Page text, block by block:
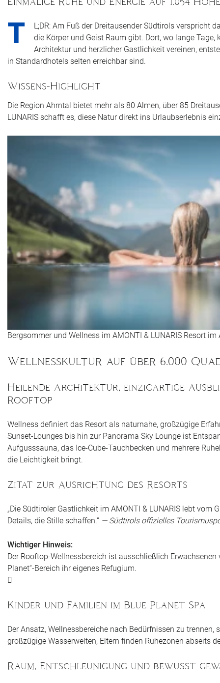
T
L;DR: Am Fuß der Dreitausender Südtirols verspricht
die Körper und Geist Raum gibt. Dort, wo lange
Architektur und herzlicher Gastlichkeit vereinen,
in Standardhotels selten erreichbar sind.
Wissens-Highlight
Die Region Ahrntal bietet mehr als 80 Almen, über 85
LUNARIS schafft es, diese Natur direkt ins Urlaubserlebnis
Bergsommer und Wellness im AMONTI & LUNARIS Resort im
Wellnesskultur auf über 6.000
Heilende Architektur, einzigartige
Rooftop
Wellness definiert das Resort als naturnahe, großzügige
Sunset-Lounges bis hin zur Panorama Sky Lounge ist
Aufgusssauna, das Ice-Cube-Tauchbecken und mehrere
die Leichtigkeit bringt.
Zitat zur Ausrichtung des Resorts
„Die Südtiroler Gastlichkeit im AMONTI & LUNARIS lebt vom
Details, die Stille schaffen.“ — Südtirols offizielles
Wichtiger Hinweis:
Der Rooftop-Wellnessbereich ist ausschließlich
Planet“-Bereich ihr eigenes Refugium.
Kinder und Familien im Blue Planet Spa
Der Ansatz, Wellnessbereiche nach Bedürfnissen zu
großzügige Wasserwelten, Eltern finden Ruhezonen abseits
Raum, Entschleunigung und bewusst